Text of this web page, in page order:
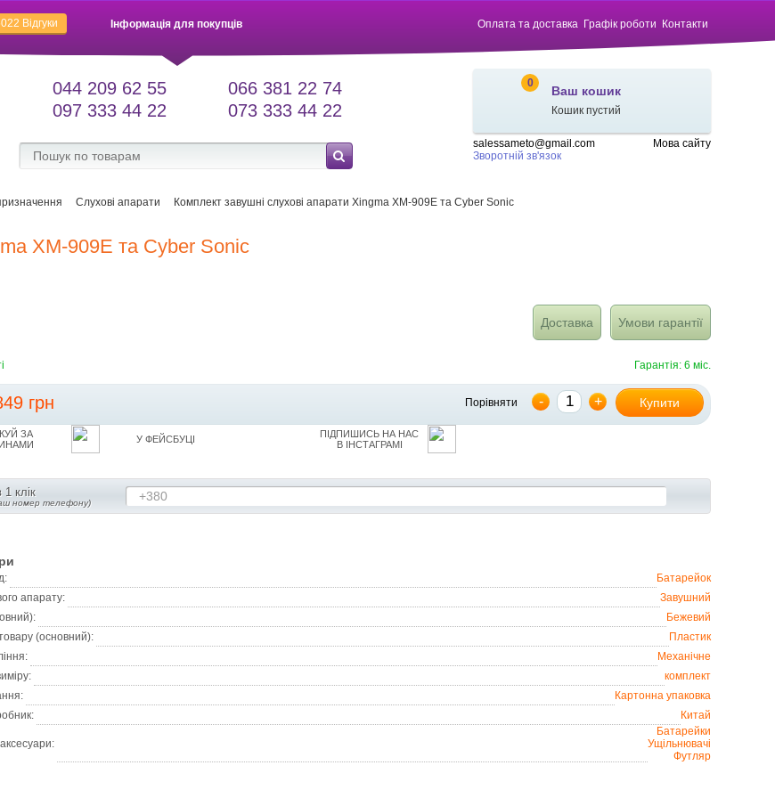
Відгуки Оплата та доставка Графік роботи Контакти
Інформація для покупців
0
Ваш кошик
Кошик пустий
salessameto@gmail.com
Зворотній зв'язок
Мова сайту
044 209 62 55
097 333 44 22
066 381 22 74
073 333 44 22
Слухові апарати Комплект завушні слухові апарати Xingmа XM-909E та Cyber Sonic
XM-909E та Cyber Sonic
Доставка Умови гарантії
Гарантія: 6 міс.
грн Порівняти - + Купити
ЗА
У ФЕЙСБУЦІ
ПІДПИШИСЬ НА НАС
В ІНСТАГРАМІ
1 клік
номер телефону) +380
Батарейок
апарату:
Завушний
Бежевий
(основний):
Пластик
Механічне
комплект
Картонна упаковка
Китай
Батарейки
Ущільнювачі
Футляр